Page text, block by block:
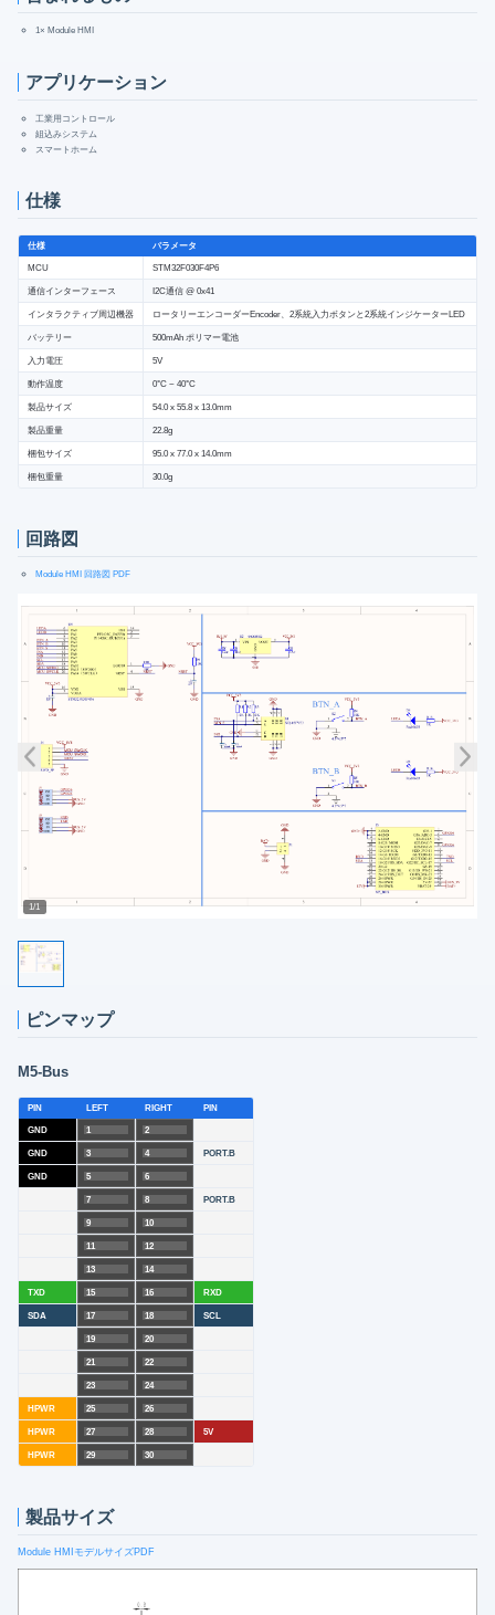
1× Module HMI
アプリケーション
工業用コントロール
組込みシステム
スマートホーム
仕様
仕様 パラメータ
MCU STM32F030F4P6
通信インターフェース I2C通信 @ 0x41
インタラクティブ周辺機器 ロータリーエンコーダーEncoder、2系統入力ボタンと2系統インジケーターLED
バッテリー 500mAh ポリマー電池
入力電圧 5V
動作温度 0°C ~ 40°C
製品サイズ 54.0 x 55.8 x 13.0mm
製品重量 22.8g
梱包サイズ 95.0 x 77.0 x 14.0mm
梱包重量 30.0g
回路図
Module HMI 回路図 PDF
1/1
ピンマップ
M5-Bus
PIN LEFT RIGHT PIN
GND 1 2
GND 3 4 PORT.B
GND 5 6
7 8 PORT.B
9 10
11 12
13 14
TXD 15 16 RXD
SDA 17 18 SCL
19 20
21 22
23 24
HPWR 25 26
HPWR 27 28 5V
HPWR 29 30
製品サイズ
Module HMIモデルサイズPDF